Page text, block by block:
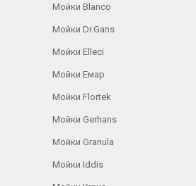
Мойки Blanco
Мойки Dr.Gans
Мойки Elleci
Мойки Емар
Мойки Flortek
Мойки Gerhans
Мойки Granula
Мойки Iddis